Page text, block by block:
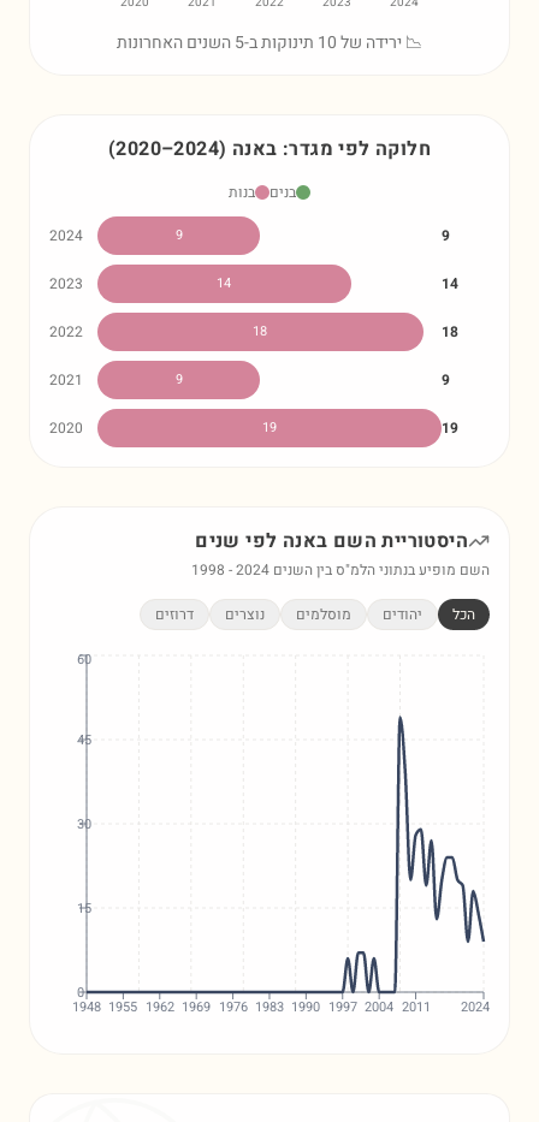
📉 ירידה של 10 תינוקות ב-5 השנים האחרונות
חלוקה לפי מגדר: באנה (2020–2024)
בנים
בנות
2024
9 9
2023 14 14
2022 18 18
2021 9 9
2020 19 19
היסטוריית השם באנה לפי שנים
השם מופיע בנתוני הלמ"ס בין השנים 1998 -2024
הכל יהודים מוסלמים נוצרים דרוזים
1948 1955 1962 1969 1976 1983 1990 1997 2004 2011 2024
0
15
30
45
60